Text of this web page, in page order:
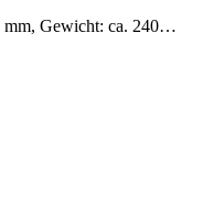
mm, Gewicht: ca. 240…